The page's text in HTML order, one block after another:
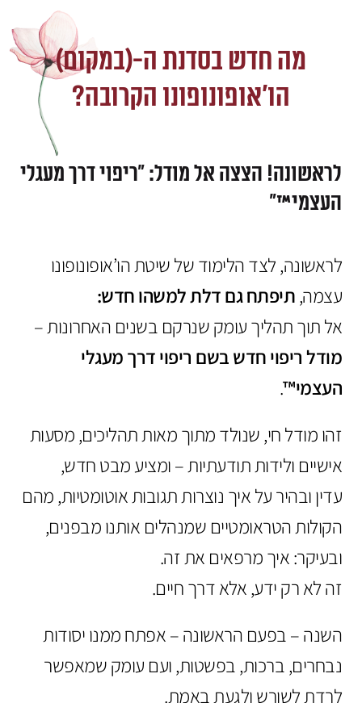
מה חדש בסדנת ה-(במקום)
הו'אופונופונו הקרובה?
לראשונה! הצצה אל מודל: "ריפוי דרך מעגלי
העצמי™"
לראשונה, לצד הלימוד של שיטת הו’אופונופונו
עצמה,תיפתח גם דלת למשהו חדש:
אל תוך תהליך עומק שנרקם בשנים האחרונות –
מודל ריפוי חדש בשם ריפוי דרך מעגלי
העצמי™.
זהו מודל חי, שנולד מתוך מאות תהליכים, מסעות
אישיים ולידות תודעתיות – ומציע מבט חדש,
עדין ובהיר על איך נוצרות תגובות אוטומטיות, מהם
הקולות הטראומטיים שמנהלים אותנו מבפנים,
ובעיקר: איך מרפאים את זה.
זה לא רק ידע, אלא דרך חיים.
השנה – בפעם הראשונה – אפתח ממנו יסודות
נבחרים, ברכות, בפשטות, ועם עומק שמאפשר
לרדת לשורש ולגעת באמת.